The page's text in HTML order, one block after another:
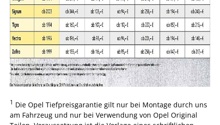
1 Die Opel Tiefpreisgarantie gilt nur bei Montage durch uns
am Fahrzeug und nur bei Verwendung von Opel Original